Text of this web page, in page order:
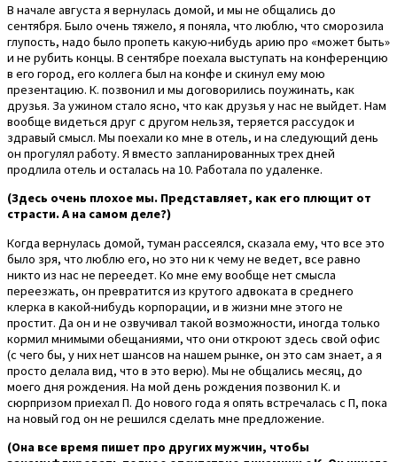
В начале августа я вернулась домой, и мы не общались до
сентября. Было очень тяжело, я поняла, что люблю, что сморозила
глупость, надо было пропеть какую-нибудь арию про «может быть»
и не рубить концы. В сентябре поехала выступать на конференцию
в его город, его коллега был на конфе и скинул ему мою
презентацию. К. позвонил и мы договорились поужинать, как
друзья. За ужином стало ясно, что как друзья у нас не выйдет. Нам
вообще видеться друг с другом нельзя, теряется рассудок и
здравый смысл. Мы поехали ко мне в отель, и на следующий день
он прогулял работу. Я вместо запланированных трех дней
продлила отель и осталась на 10. Работала по удаленке.
(Здесь очень плохое мы. Представляет, как его плющит от
страсти. А на самом деле?)
Когда вернулась домой, туман рассеялся, сказала ему, что все это
было зря, что люблю его, но это ни к чему не ведет, все равно
никто из нас не переедет. Ко мне ему вообще нет смысла
переезжать, он превратится из крутого адвоката в среднего
клерка в какой-нибудь корпорации, и в жизни мне этого не
простит. Да он и не озвучивал такой возможности, иногда только
кормил мнимыми обещаниями, что они откроют здесь свой офис
(с чего бы, у них нет шансов на нашем рынке, он это сам знает, а я
просто делала вид, что в это верю). Мы не общались месяц, до
моего дня рождения. На мой день рождения позвонил К. и
сюрпризом приехал П. До нового года я опять встречалась с П, пока
на новый год он не решился сделать мне предложение.
(Она все время пишет про других мужчин, чтобы